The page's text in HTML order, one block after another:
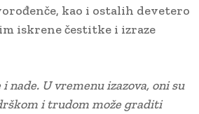
kao i ostalih devetero
iskrene čestitke i izraze
nade. U vremenu izazova, oni su
i trudom može graditi